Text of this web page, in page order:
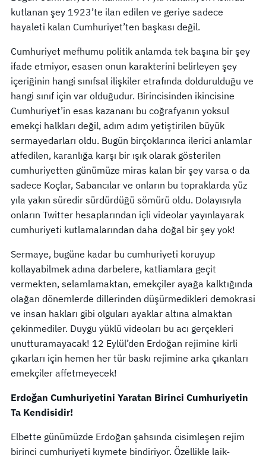
kutlanan şey 1923’te ilan edilen ve geriye sadece
hayaleti kalan Cumhuriyet’ten başkası değil.
Cumhuriyet mefhumu politik anlamda tek başına bir şey
ifade etmiyor, esasen onun karakterini belirleyen şey
içeriğinin hangi sınıfsal ilişkiler etrafında doldurulduğu ve
hangi sınıf için var olduğudur. Birincisinden ikincisine
Cumhuriyet’in esas kazananı bu coğrafyanın yoksul
emekçi halkları değil, adım adım yetiştirilen büyük
sermayedarları oldu. Bugün birçoklarınca ilerici anlamlar
atfedilen, karanlığa karşı bir ışık olarak gösterilen
cumhuriyetten günümüze miras kalan bir şey varsa o da
sadece Koçlar, Sabancılar ve onların bu topraklarda yüz
yıla yakın süredir sürdürdüğü sömürü oldu. Dolayısıyla
onların Twitter hesaplarından içli videolar yayınlayarak
cumhuriyeti kutlamalarından daha doğal bir şey yok!
Sermaye, bugüne kadar bu cumhuriyeti koruyup
kollayabilmek adına darbelere, katliamlara geçit
vermekten, selamlamaktan, emekçiler ayağa kalktığında
olağan dönemlerde dillerinden düşürmedikleri demokrasi
ve insan hakları gibi olguları ayaklar altına almaktan
çekinmediler. Duygu yüklü videoları bu acı gerçekleri
unutturamayacak! 12 Eylül’den Erdoğan rejimine kirli
çıkarları için hemen her tür baskı rejimine arka çıkanları
emekçiler affetmeyecek!
Erdoğan Cumhuriyetini Yaratan Birinci Cumhuriyetin
Ta Kendisidir!
Elbette günümüzde Erdoğan şahsında cisimleşen rejim
birinci cumhuriyeti kıymete bindiriyor. Özellikle laik-